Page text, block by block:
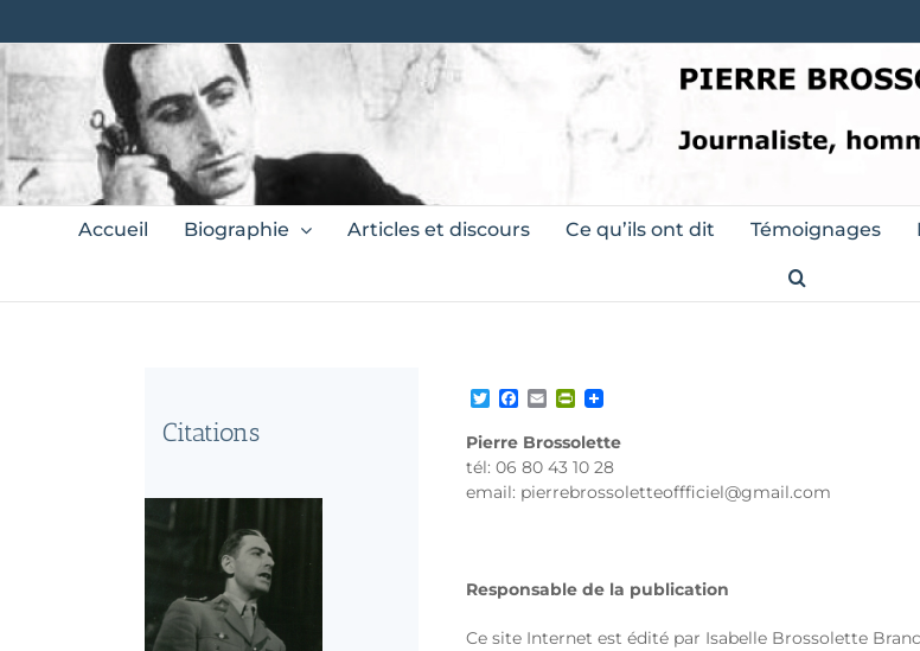
Search
Accueil Biographie Articles et discours Ce qu’ils ont dit Témoignages
TwitterFacebook
EmailPrintFriendly
Pierre Brossolette
tél: 06 80 43 10 28
email: pierrebrossoletteoffficiel@gmail.com
Responsable de la publication
Ce site Internet est édité par Isabelle Brossolette
Citations